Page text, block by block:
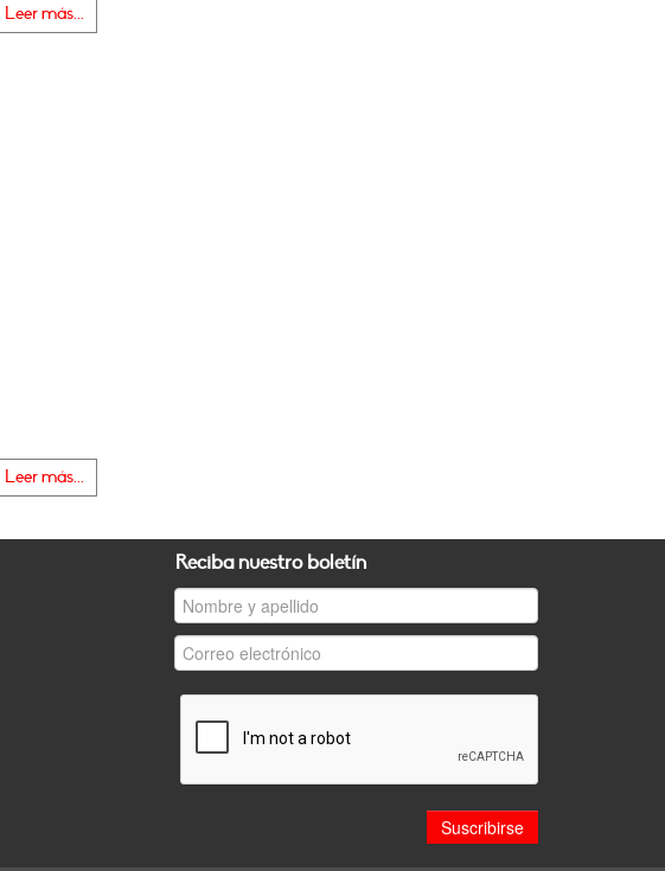
Leer más...
Leer más...
Reciba nuestro boletín